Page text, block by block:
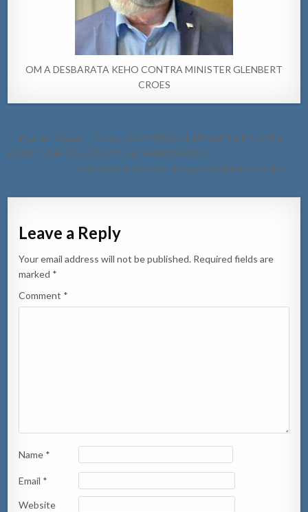
OM A DESBARATA KEHO CONTRA MINISTER GLENBERT
CROES
Post
navigation
← Premier Wever – Croes: GOBIERNO DI ARUBA TA FELICITA
CASA CUNA CU A CUMPLI 65 ANIVERSARIO
Ladronicia di tubonan di koper a bolbe lanta cabes →
Leave a Reply
Your email address will not be published. Required fields are
marked *
Comment *
Name *
Email *
Website